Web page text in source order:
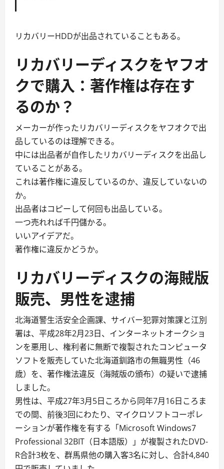
リカバリーHDDが出品されていることもある。
リカバリーディスクをヤフオ
クで購入：著作権は存在す
るのか？
メーカーが作ったリカバリーディスクをヤフオクで出
品しているのは理解できる。
中には出品者が自作したリカバリーディスクを出品し
ていることがある。
これは著作権に違反しているのか、違反していないの
か。
出品者はコピーして何回も出品している。
一つ売れれば千円儲かる。
いいアイデアだ。
著作権に違反かどうか。
リカバリーディスクの海賊版
販売、男性を逮捕
北海道警生活安全企画課、サイバー犯罪対策課と江別
署は、平成28年2月23日、インターネットオークショ
ンを悪用し、権利者に無断で複製されたコンピュータ
ソフトを販売していた北海道釧路市の無職男性（46
歳）を、著作権法違反（海賊版の頒布）の疑いで逮捕
しました。
男性は、平成27年3月5日ころから同年7月16日ころま
での間、前後3回にわたり、マイクロソフトコーポレ
ーションが著作権を有する「Microsoft Windows7
Professional 32BIT（日本語版）」が複製されたDVD-
R合計3枚を、群馬県他の購入客3名に対し、合計4,840